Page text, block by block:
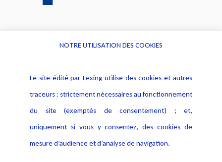
Alerte professionnelle
Déclaration d'accessibilité
Notice Légale
Politique de protection des
données
Publications
NOTRE UTILISATION DES COOKIES
Le site édité par Lexing utilise des cookies et autres
traceurs : strictement nécessaires au fonctionnement
du site (exemptés de consentement) ; et,
uniquement si vous y consentez, des cookies de
mesure d’audience et d’analyse de navigation.